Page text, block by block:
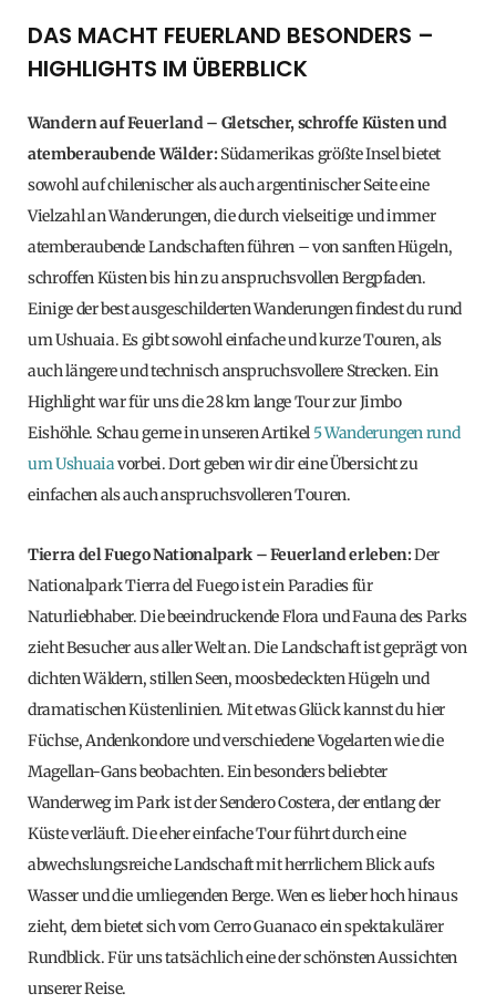
DAS MACHT FEUERLAND BESONDERS –
HIGHLIGHTS IM ÜBERBLICK
Wandern auf Feuerland – Gletscher, schroffe Küsten und
atemberaubende Wälder:Südamerikas größte Insel bietet
sowohl auf chilenischer als auch argentinischer Seite eine
Vielzahl an Wanderungen, die durch vielseitige und immer
atemberaubende Landschaften führen – von sanften Hügeln,
schroffen Küsten bis hin zu anspruchsvollen Bergpfaden.
Einige der best ausgeschilderten Wanderungen findest du rund
um Ushuaia. Es gibt sowohl einfache und kurze Touren, als
auch längere und technisch anspruchsvollere Strecken. Ein
Highlight war für uns die 28 km lange Tour zur Jimbo
Eishöhle. Schau gerne in unseren Artikel 5 Wanderungen rund
um Ushuaiavorbei. Dort geben wir dir eine Übersicht zu
einfachen als auch anspruchsvolleren Touren.
Tierra del Fuego Nationalpark – Feuerland erleben:Der
Nationalpark Tierra del Fuego ist ein Paradies für
Naturliebhaber. Die beeindruckende Flora und Fauna des Parks
zieht Besucher aus aller Welt an. Die Landschaft ist geprägt von
dichten Wäldern, stillen Seen, moosbedeckten Hügeln und
dramatischen Küstenlinien. Mit etwas Glück kannst du hier
Füchse, Andenkondore und verschiedene Vogelarten wie die
Magellan-Gans beobachten. Ein besonders beliebter
Wanderweg im Park ist der Sendero Costera, der entlang der
Küste verläuft. Die eher einfache Tour führt durch eine
abwechslungsreiche Landschaft mit herrlichem Blick aufs
Wasser und die umliegenden Berge. Wen es lieber hoch hinaus
zieht, dem bietet sich vom Cerro Guanaco ein spektakulärer
Rundblick. Für uns tatsächlich eine der schönsten Aussichten
unserer Reise.